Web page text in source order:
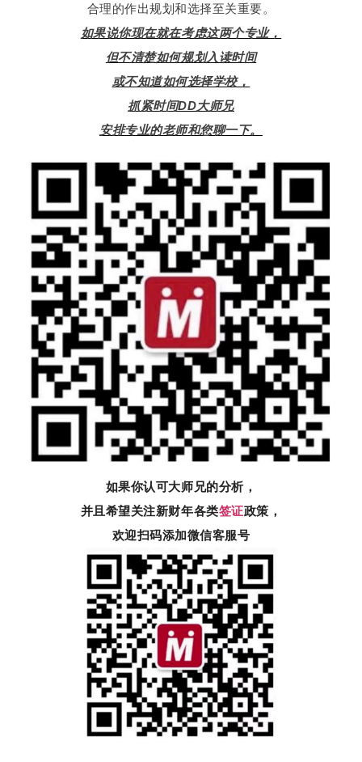
合理的作出规划和选择至关重要。
如果说你现在就在考虑这两个专业，
但不清楚如何规划入读时间
或不知道如何选择学校，
抓紧时间DD大师兄
安排专业的老师和您聊一下。
如果你认可大师兄的分析，
并且希望关注新财年各类签证政策，
欢迎扫码添加微信客服号